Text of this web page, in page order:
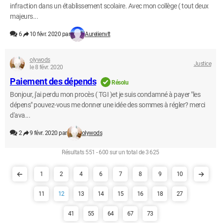
infraction dans un établissement scolaire. Avec mon collège ( tout deux
majeurs...
6 10 févr. 2020 par Aurelienvlt
olywods
le 8 févr. 2020
Justice
Paiement des dépends Résolu
Bonjour, j'ai perdu mon procès ( TGI )et je suis condamné à payer "les
dépens" pouvez-vous me donner une idée des sommes à régler? merci
d'ava...
2 9 févr. 2020 par olywods
Résultats 551 - 600 sur un total de 3 625
1 2 4 6 7 8 9 10
11 12 13 14 15 16 18 27
41 55 64 67 73